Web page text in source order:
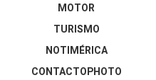
MOTOR
TURISMO
NOTIMÉRICA
CONTACTOPHOTO